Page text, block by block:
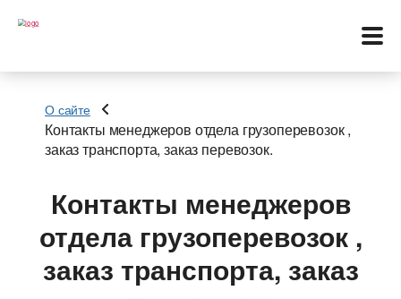
Меню
Перевозки
Услуги
О сайте
Контакты менеджеров отдела грузоперевозок ,
заказ транспорта, заказ перевозок.
Контакты менеджеров
отдела грузоперевозок ,
заказ транспорта, заказ